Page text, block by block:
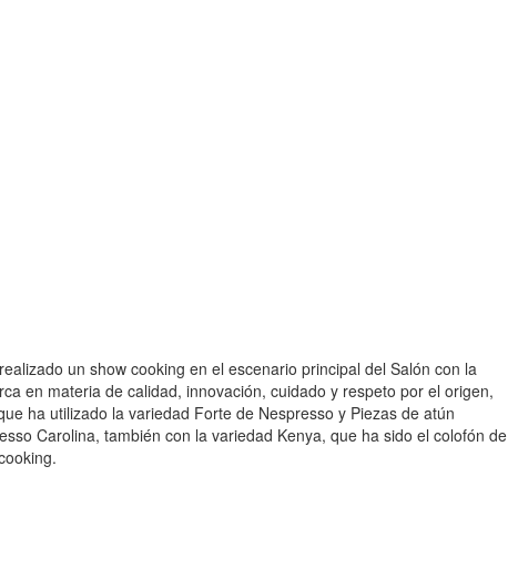
un show cooking en el escenario principal del Salón con la
en materia de calidad, innovación, cuidado y respeto por el origen,
ha utilizado la variedad Forte de Nespresso y Piezas de atún
Carolina, también con la variedad Kenya, que ha sido el colofón de